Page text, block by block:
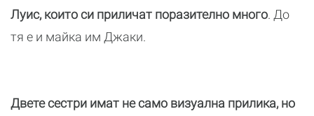
Луис, които си приличат поразително много. До
тя е и майка им Джаки.
Двете сестри имат не само визуална прилика, но